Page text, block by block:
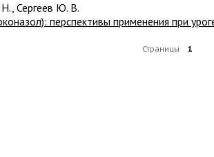
Сергеев Ю. В.
перспективы применения при
Страницы 1